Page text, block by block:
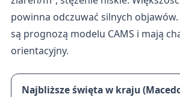
powinna odczuwać silnych objawów.
są prognozą modelu CAMS i mają
orientacyjny.
Najbliższe święta w kraju